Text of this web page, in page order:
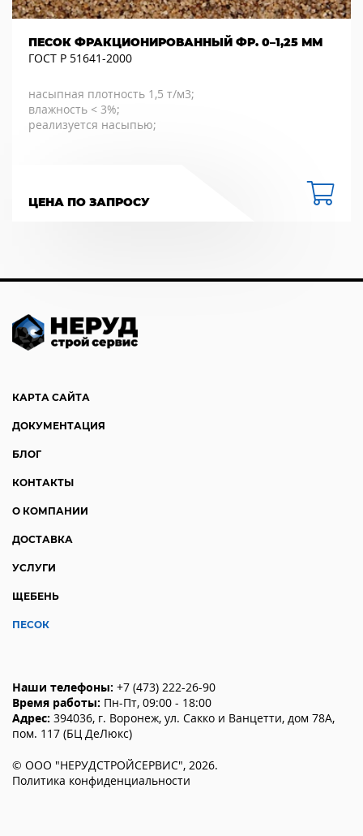
ПЕСОК ФРАКЦИОНИРОВАННЫЙ ФР. 0–1,25 ММ
ГОСТ Р 51641-2000
насыпная плотность 1,5 т/м3;
влажность < 3%;
реализуется насыпью;
ЦЕНА ПО ЗАПРОСУ
КАРТА САЙТА
ДОКУМЕНТАЦИЯ
БЛОГ
КОНТАКТЫ
О КОМПАНИИ
ДОСТАВКА
УСЛУГИ
ЩЕБЕНЬ
ПЕСОК
Наши телефоны: +7 (473) 222-26-90
Время работы: Пн-Пт, 09:00 - 18:00
Адрес: 394036, г. Воронеж, ул. Сакко и Ванцетти, дом 78А,
пом. 117 (БЦ ДеЛюкс)
© ООО "НЕРУДСТРОЙСЕРВИС", 2026.
Политика конфиденциальности